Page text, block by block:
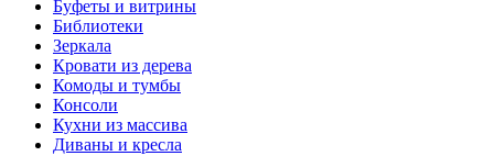
Буфеты и витрины
Библиотеки
Зеркала
Кровати из дерева
Комоды и тумбы
Консоли
Кухни из массива
Диваны и кресла